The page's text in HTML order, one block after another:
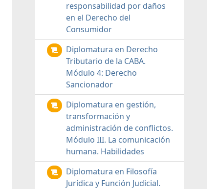
responsabilidad por daños
en el Derecho del
Consumidor
Diplomatura en Derecho
Tributario de la CABA.
Módulo 4: Derecho
Sancionador
Diplomatura en gestión,
transformación y
administración de conflictos.
Módulo III. La comunicación
humana. Habilidades
Diplomatura en Filosofía
Jurídica y Función Judicial.